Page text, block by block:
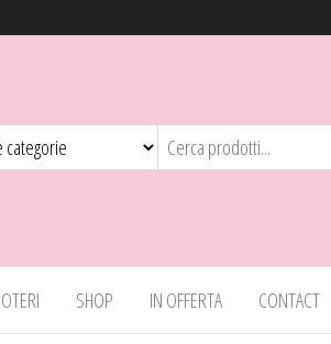
SHOP IN OFFERTA CONTACT